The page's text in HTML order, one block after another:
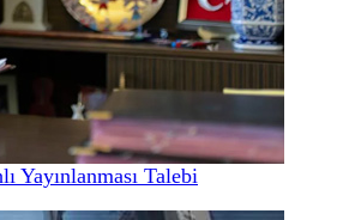
Talebi